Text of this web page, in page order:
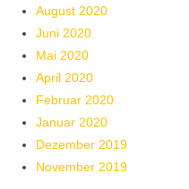
August 2020
Juni 2020
Mai 2020
April 2020
Februar 2020
Januar 2020
Dezember 2019
November 2019